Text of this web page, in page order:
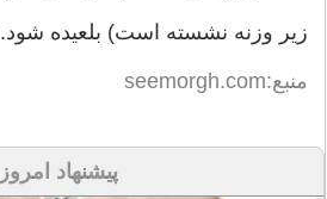
زیر وزنه نشسته است) بلعیده شود.l
منبع:seemorgh.com
پیشنهاد امروز